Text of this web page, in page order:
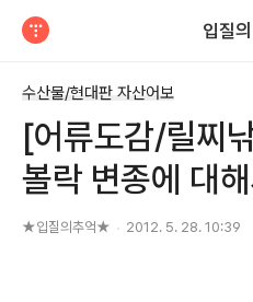
입질
수산물/현대판 자산어보
[어류도감/릴찌
볼락 변종에 대해
★입질의추억★ 2012. 5. 28. 10:39